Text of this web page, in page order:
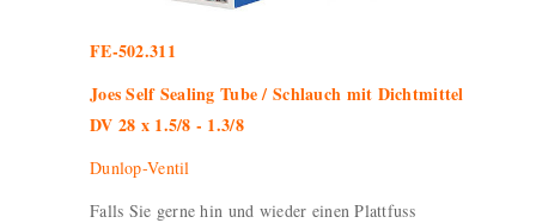
FE-502.311
Joes Self Sealing Tube / Schlauch mit Dichtmittel
DV 28 x 1.5/8 - 1.3/8
Dunlop-Ventil
Falls Sie gerne hin und wieder einen Plattfuss